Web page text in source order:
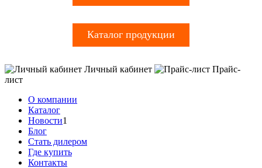
Каталог продукции
Личный кабинет
Прайс-
лист
О компании
Каталог
Новости1
Блог
Стать дилером
Где купить
Контакты